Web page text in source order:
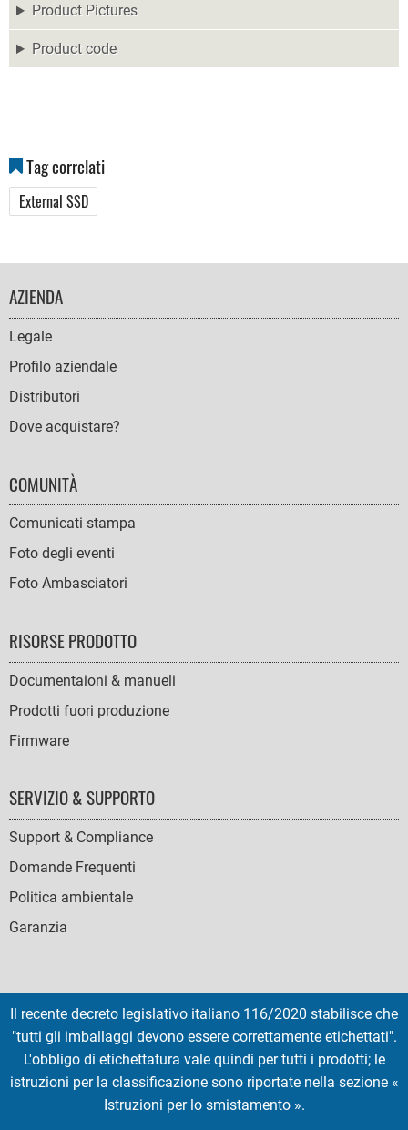
Product Pictures
Product code
Tag correlati
External SSD
FOOTER
NAVIGATION
AZIENDA
Legale
Profilo aziendale
Distributori
Dove acquistare?
COMUNITÀ
Comunicati stampa
Foto degli eventi
Foto Ambasciatori
RISORSE PRODOTTO
Documentaioni & manueli
Prodotti fuori produzione
Firmware
SERVIZIO & SUPPORTO
Support & Compliance
Domande Frequenti
Politica ambientale
Garanzia
SOCIAL
ICONS
English French Deutsch Italian Español
Il recente decreto legislativo italiano 116/2020 stabilisce che
"tutti gli imballaggi devono essere correttamente etichettati".
L'obbligo di etichettatura vale quindi per tutti i prodotti; le
istruzioni per la classificazione sono riportate nella sezione «
Istruzioni per lo smistamento ».